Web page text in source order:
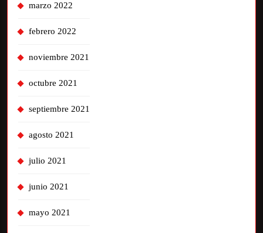
marzo 2022
febrero 2022
noviembre 2021
octubre 2021
septiembre 2021
agosto 2021
julio 2021
junio 2021
mayo 2021